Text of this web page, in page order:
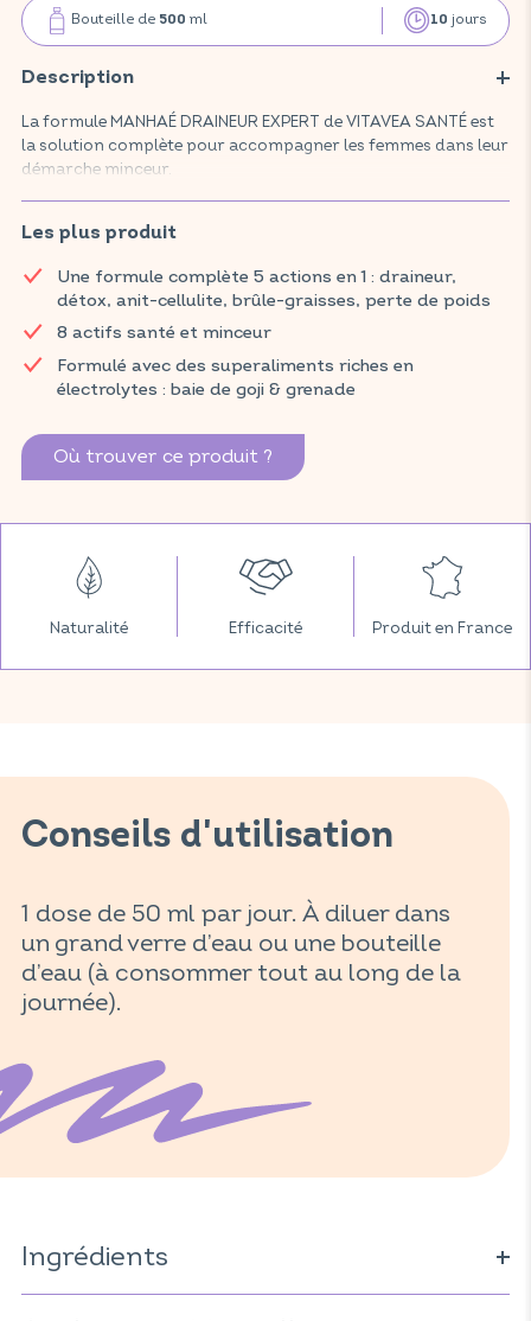
Bouteille de 500 ml 10 jours
Description
La formule MANHAÉ DRAINEUR EXPERT de VITAVEA SANTÉ est
la solution complète pour accompagner les femmes dans leur
démarche minceur.
Ce complément alimentaire, composé d'une association
exclusive de plantes, contribue au drainage, à la détoxification
de la cellulite. Grâce à ses actifs naturels tels que la bardane, le
guarana, le pissenlit et le maté, MANHAÉ DRAINEUR EXPERT aide
à faciliter la digestion des graisses, à maintenir une peau saine
Retrouvez vos produits VITAVEA SANTÉ dans votre pharmacie
Les plus produit
Une formule complète 5 actions en 1 : draineur,
détox, anit-cellulite, brûle-graisses, perte de poids
8 actifs santé et minceur
Formulé avec des superaliments riches en
électrolytes : baie de goji & grenade
Où trouver ce produit ?
Naturalité Efficacité Produit en France
Conseils d'utilisation
1 dose de 50 ml par jour. À diluer dans
un grand verre d’eau ou une bouteille
d’eau (à consommer tout au long de la
journée).
Ingrédients